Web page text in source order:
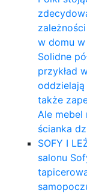
w domu
Solidne
przykład
także
Ale mebel
ścianka
SOFY I
salonu